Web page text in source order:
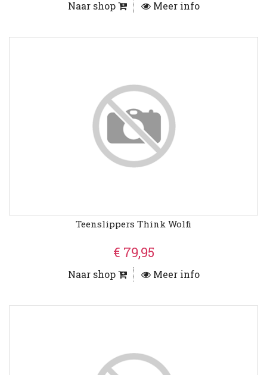
Naar shop Meer info
Teenslippers Think Wolfi
€ 79,95
Naar shop Meer info